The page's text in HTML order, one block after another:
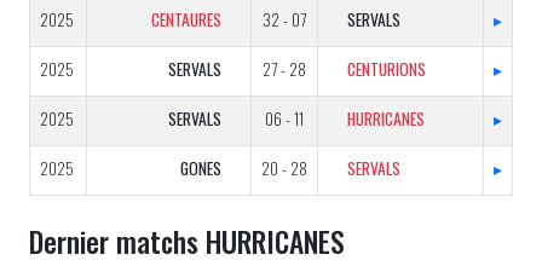
2025 CENTAURES 32 - 07 SERVALS ▸
2025 SERVALS 27 - 28 CENTURIONS ▸
2025 SERVALS 06 - 11 HURRICANES ▸
2025 GONES 20 - 28 SERVALS ▸
Dernier matchs HURRICANES